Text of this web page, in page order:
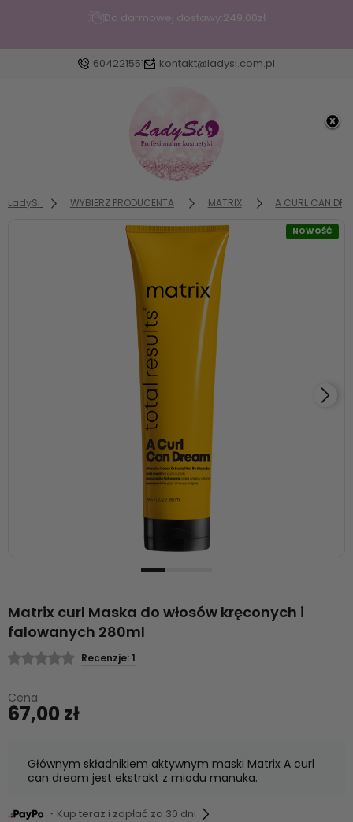
Do darmowej dostawy:249.00zł
604221551 kontakt@ladysi.com.pl
Zaloguj się
Załóż konto
Wybierz coś dla siebie z naszej aktualnej oferty lub
zaloguj się, aby przywrócić dodane produkty do
listy z poprzedniej sesji.
LadySi WYBIERZ PRODUCENTA MATRIX A CURL CAN
NOWOŚĆ
Matrix curl Maska do włosów kręconych i
falowanych 280ml
Recenzje: 1
Cena:
67,00 zł
Głównym składnikiem aktywnym maski Matrix A curl
can dream jest ekstrakt z miodu manuka.
・Kup teraz i zapłać za 30 dni